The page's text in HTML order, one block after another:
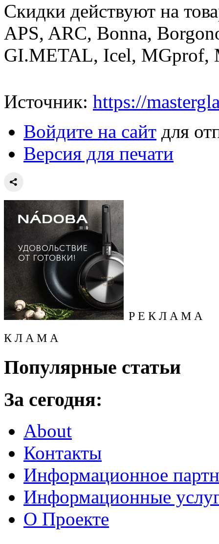
Скидки действуют на
APS, ARC, Bonna,
GI.METAL, Icel, MGprof,
Источник: https://
Войдите на сайт для
Версия для печати
Р Е К Л А М А
К Л А М А
Популярные статьи
За сегодня:
About
Контакты
Информационное
Информационные
О Проекте